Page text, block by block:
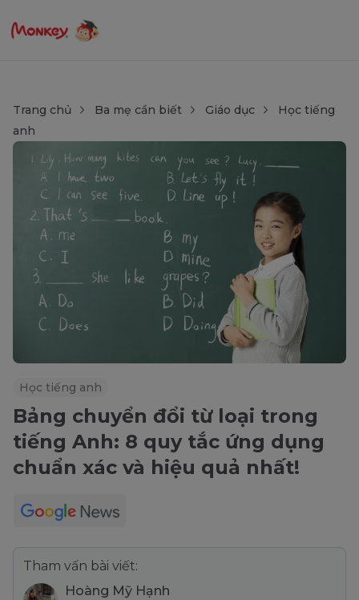
Trang chủ Ba mẹ cần biết Giáo dục
Học tiếng
anh
Học tiếng anh
Bảng chuyển đổi từ loại trong
tiếng Anh: 8 quy tắc ứng dụng
chuẩn xác và hiệu quả nhất!
Tham vấn bài viết:
Hoàng Mỹ Hạnh